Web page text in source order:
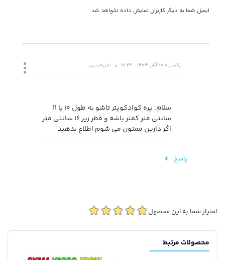
ایمیل شما به دیگر کاربران نمایش داده نخواهد شد
یکشنبه 20 آبان 1403 - 18:24 امیرحسین
سلام. پره کوادکوپتر تاشو به طول 10 یا 11
سانتی متر کمتر باشه و قطر زیر 16 سانتی متر
اگر دارین ممنون می شوم اطلاع بدهید
پاسخ
امتیاز شما به این محصول
محصولات مرتبط